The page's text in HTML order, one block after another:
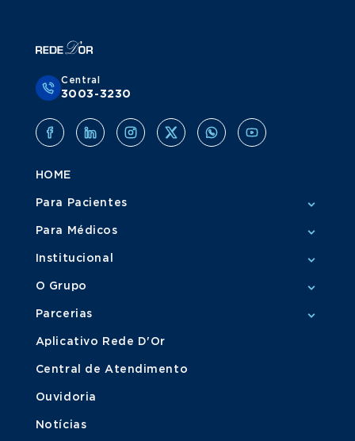
Central
3003-3230
HOME
Para Pacientes
Para Médicos
Institucional
O Grupo
Parcerias
Aplicativo Rede D'Or
Central de Atendimento
Ouvidoria
Notícias